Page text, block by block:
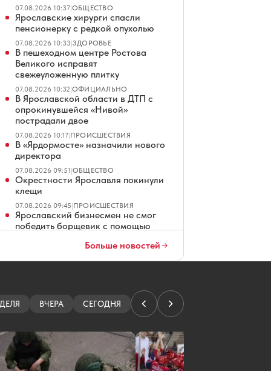
07.08.2026 10:37|ОБЩЕСТВО
Ярославские хирурги спасли
пенсионерку с редкой опухолью
07.08.2026 10:33|ЗДОРОВЬЕ
В пешеходном центре Ростова
Великого исправят
свежеуложенную плитку
07.08.2026 10:32|ОФИЦИАЛЬНО
В Ярославской области в ДТП с
опрокинувшейся «Нивой»
пострадали двое
07.08.2026 10:17|ПРОИСШЕСТВИЯ
В «Ярдормосте» назначили нового
директора
07.08.2026 09:51|ОБЩЕСТВО
Окрестности Ярославля покинули
клещи
07.08.2026 09:45|ПРОИСШЕСТВИЯ
Ярославский бизнесмен не смог
победить борщевик с помощью
В Ярославской области погиб
Организатора сайта ярославских
проституток судили за
07.08.2026 08:01|КРИМИНАЛ
Ярославские водители ждут чеков
на платных парковках
07.08.2026 07:01 ОБЩЕСТВО
Больше новостей
ВЧЕРА СЕГОДНЯ